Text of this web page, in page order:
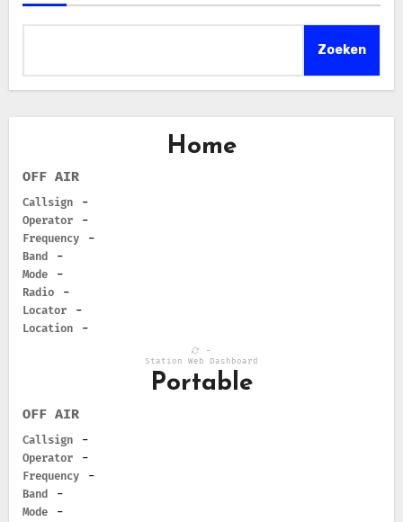
Zoeken
Home
OFF AIR
Callsign
-
Operator
-
Frequency
-
Band
-
Mode
-
Radio
-
Locator
-
Location
-
-
Station Web Dashboard
Portable
OFF AIR
Callsign
-
Operator
-
Frequency
-
Band
-
Mode
-